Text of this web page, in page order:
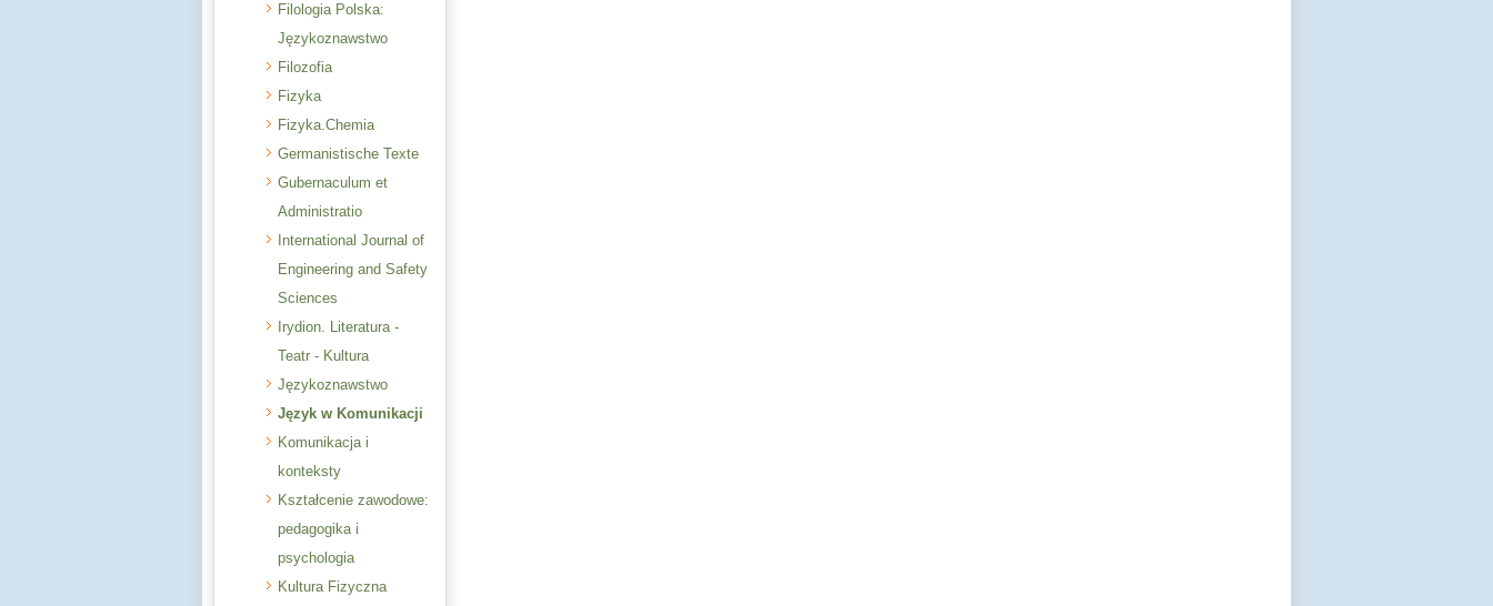
Filologia Polska:
Językoznawstwo
Filozofia
Fizyka
Fizyka.Chemia
Germanistische Texte
Gubernaculum et
Administratio
International Journal of
Engineering and Safety
Sciences
Irydion. Literatura -
Teatr - Kultura
Językoznawstwo
Język w Komunikacji
Komunikacja i
konteksty
Kształcenie zawodowe:
pedagogika i
psychologia
Kultura Fizyczna